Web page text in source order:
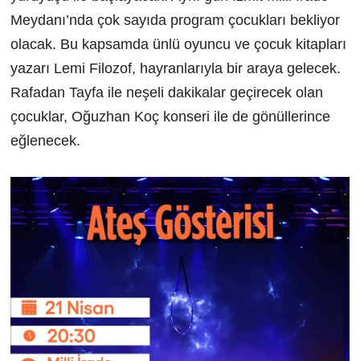
Meydanı’nda çok sayıda program çocukları bekliyor
olacak. Bu kapsamda ünlü oyuncu ve çocuk kitapları
yazarı Lemi Filozof, hayranlarıyla bir araya gelecek.
Rafadan Tayfa ile neşeli dakikalar geçirecek olan
çocuklar, Oğuzhan Koç konseri ile de gönüllerince
eğlenecek.